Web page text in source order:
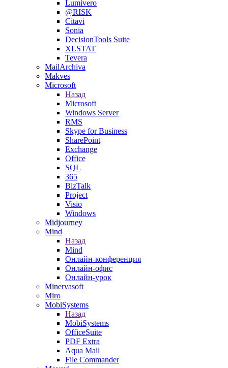
Lumivero
@RISK
Citavi
Sonia
DecisionTools Suite
XLSTAT
Tevera
MailArchiva
Makves
Microsoft
Назад
Microsoft
Windows Server
RMS
Skype for Business
SharePoint
Exchange
Office
SQL
365
BizTalk
Project
Visio
Windows
Midjourney
Mind
Назад
Mind
Онлайн-конференция
Онлайн-офис
Онлайн-урок
Minervasoft
Miro
MobiSystems
Назад
MobiSystems
OfficeSuite
PDF Extra
Aqua Mail
File Commander